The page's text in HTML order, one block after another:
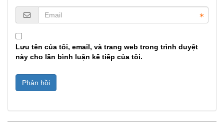
Lưu tên của tôi, email, và trang web trong trình duyệt
này cho lần bình luận kế tiếp của tôi.